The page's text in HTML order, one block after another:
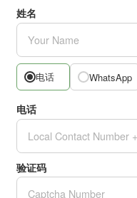
姓名
电话 WhatsApp
电话
验证码